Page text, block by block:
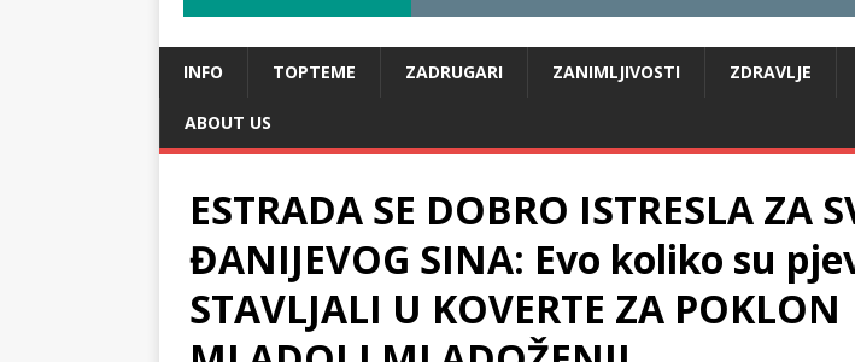
INFO TOPTEME ZADRUGARI ZANIMLJIVOSTI ZDRAVLJE
ABOUT US
ESTRADA SE DOBRO ISTRESLA ZA
ĐANIJEVOG SINA: Evo koliko su
STAVLJALI U KOVERTE ZA POKLON